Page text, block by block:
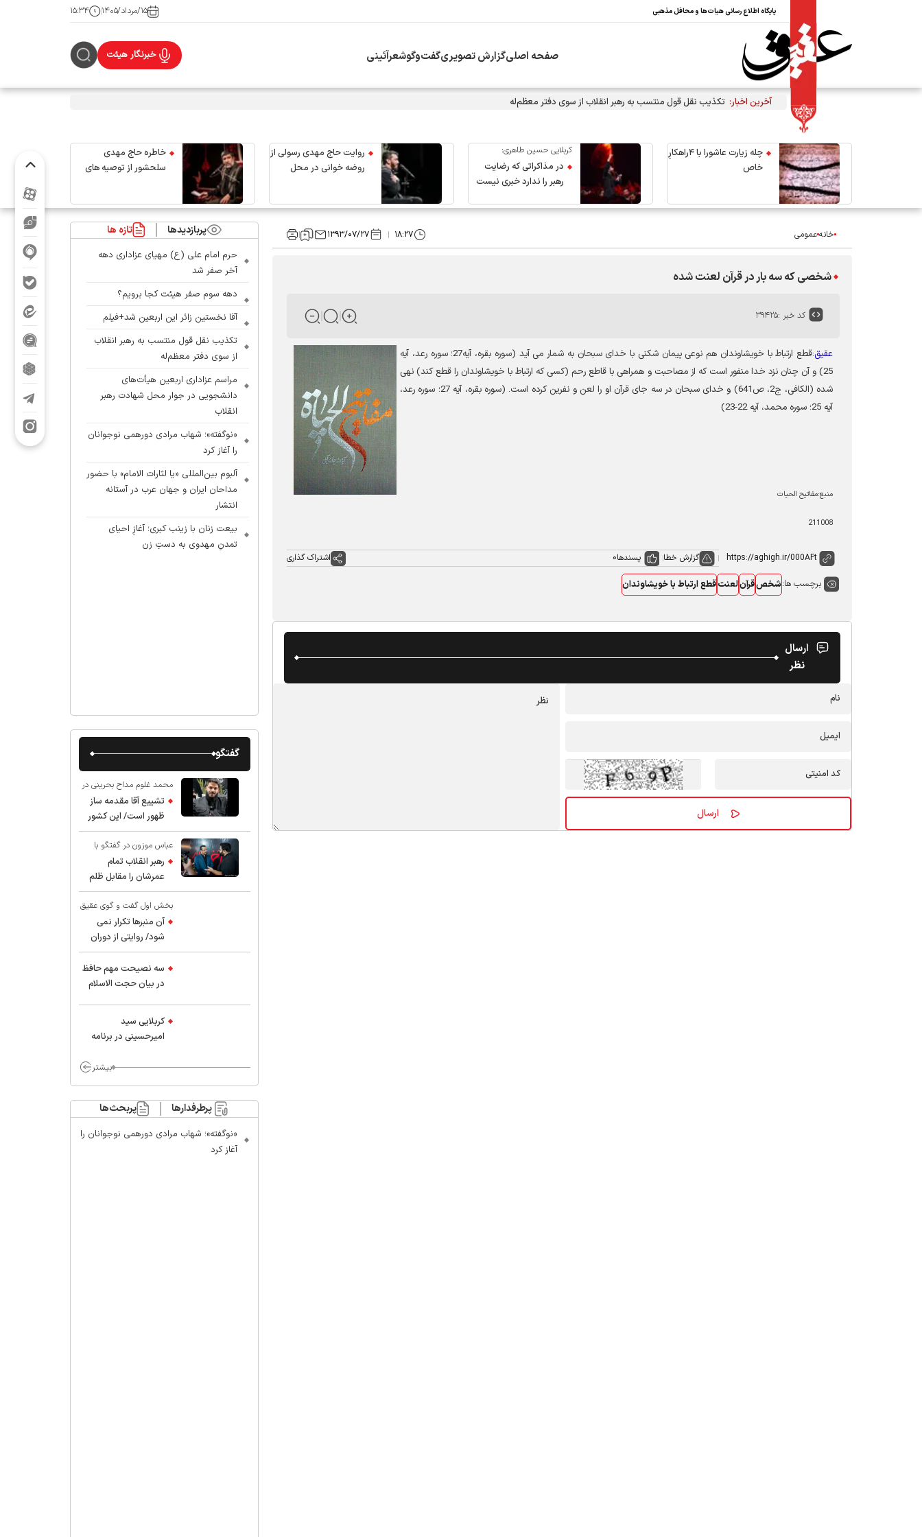
پایگاه اطلاع رسانی هیات‌ها و محافل مذهبی ۱۵/مرداد/۱۴۰۵ ۱۵:۳۴
صفحه اصلیگزارش تصویریگفت‌وگوشعرآئینی خبرنگار هیئت
آخرین اخبار: تکذیب نقل قول منتسب به رهبر انقلاب از سوی دفتر معظم‌له
چله زیارت عاشورا با ۴راهکارِ
خاص
کربلایی حسین طاهری:
در مذاکراتی که رضایت
رهبر را ندارد خبری نیست
روایت حاج مهدی رسولی از
روضه خوانی در محل
خاطره حاج مهدی
سلحشور از توصیه های
خانهعمومی ۱۸:۲۷ ۱۳۹۳/۰۷/۲۷
شخصی که سه بار در قرآن لعنت شده
کد خبر :۳۹۴۲۵
عقیق:قطع ارتباط با خویشاوندان هم نوعی پیمان شکنی با خدای سبحان به شمار می آید (
سوره بقره، آیه27؛ سوره رعد، آیه
25) و آن چنان نزد خدا منفور است که از مصاحبت و همراهی با قاطع رحم (کسی که ارتباط با خویشاوندان را قطع کند) نهی
شده (الکافی، ج2، ص641) و خدای سبحان در سه جای قرآن او را لعن و نفرین کرده است. (سوره بقره، آیه 27؛ سوره رعد،
آیه 25؛ سوره محمد، آیه 22-23
)
منبع:مفاتیح الحیات
211008
گزارش خطا پسندها0 اشتراک گذاری
برچسب ها:شخصقرآنلعنتقطع ارتباط با خویشاوندان
ارسال
نظر
پربازدیدها تازه ها
حرم امام علی (ع) مهیای عزاداری دهه
آخر صفر شد
دهه سوم صفر هیئت کجا برویم؟
آقا نخستین زائر این اربعین شد+فیلم
تکذیب نقل قول منتسب به رهبر انقلاب
از سوی دفتر معظم‌له
مراسم عزاداری اربعین هیأت‌های
دانشجویی در جوار محل شهادت رهبر
انقلاب
«نوگفته»؛ شهاب مرادی دورهمی نوجوانان
را آغاز کرد
آلبوم بین‌المللی «یا لثارات الامام» با حضور
مداحان ایران و جهان عرب در آستانه
انتشار
بیعت زنان با زینب کبری؛ آغازِ احیای
تمدنِ مهدوی به دستِ زن
گفتگو
محمد غلوم مداح بحرینی در
گفت و گو با عقیق:
تشییع آقا مقدمه ساز
ظهور است/ این کشور
صاحب دارد
عباس موزون در گفتگو با
عقیق:رهبر انقلاب تمام
عمرشان را مقابل ظلم
ایستادند پس نباید از
شهادت ایشان شگفت
زده شد
بخش اول گفت و گوی عقیق
با استاد حسین انصاریان:
آن منبرها تکرار نمی
شود/ روایتی از دوران
کودکی و نوجوانی این
واعظ بزرگ و نویسنده و
پژوهشگر جهان اسلام
سه نصیحت مهم حافظ
در بیان حجت الاسلام
کربلایی سید
امیر‌حسینی در برنامه
محسن چاوشی چه
مراقب ماست/ مردم
دهن تفرقه افکنان بزنند
بیشتر
پرطرفدارها پربحث‌ها
«نوگفته»؛ شهاب مرادی دورهمی نوجوانان را
آغاز کرد